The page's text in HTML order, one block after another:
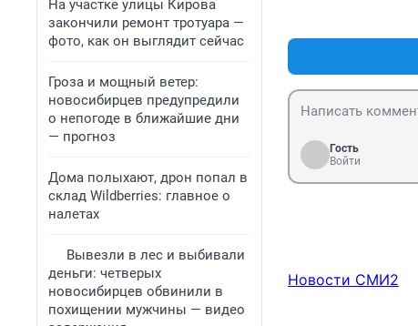
На участке улицы Кирова
закончили ремонт тротуара —
фото, как он выглядит сейчас
Гроза и мощный ветер:
новосибирцев предупредили
о непогоде в ближайшие дни
— прогноз
Дома полыхают, дрон попал в
склад Wildberries: главное о
налетах
Вывезли в лес и выбивали
деньги: четверых
новосибирцев обвинили в
похищении мужчины — видео
Гость
Войти
Новости СМИ2